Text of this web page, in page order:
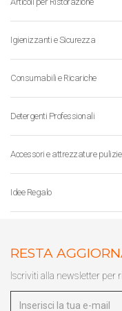
Igienizzanti e Sicurezza
Consumabili e Ricariche
Detergenti Professionali
Accessori e attrezzature pulizie
Idee Regalo
RESTA
Iscriviti alla newsletter per